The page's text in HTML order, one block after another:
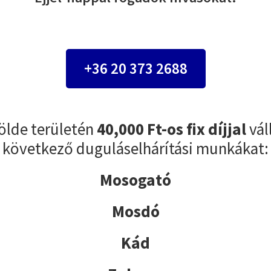
+36 20 373 2688
területén 40,000 Ft-os fix díjjal
következő duguláselhárítási munkákat:
Mosogató
Mosdó
Kád